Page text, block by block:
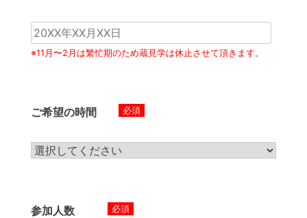
※11月〜2月は繁忙期のため蔵見学は休止させて頂きます。
ご希望の時間 必須
参加人数 必須